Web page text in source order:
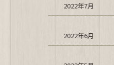
2022年7月
2022年6月